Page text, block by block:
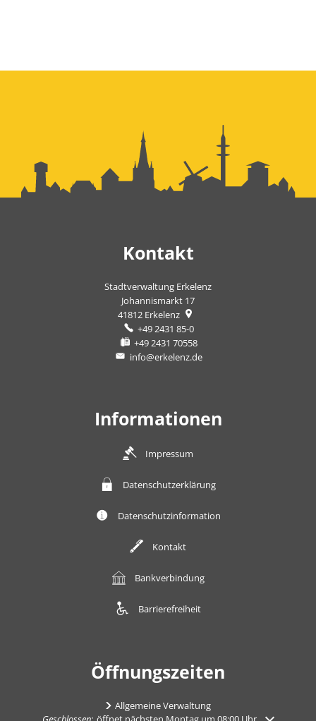
Kontakt
Stadtverwaltung Erkelenz
Johannismarkt 17
41812 Erkelenz
+49 2431 85-0
+49 2431 70558
info@erkelenz.de
Informationen
Impressum
Datenschutzerklärung
Datenschutzinformation
Kontakt
Bankverbindung
Barrierefreiheit
Öffnungszeiten
Allgemeine Verwaltung